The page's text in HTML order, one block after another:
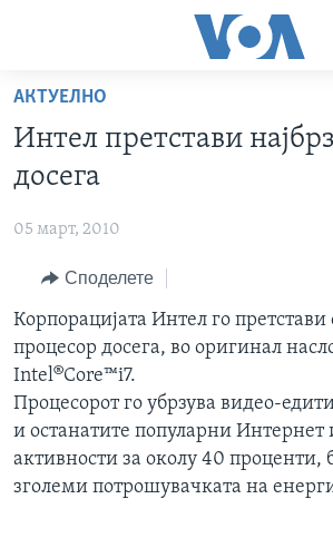
пристапност
Премини
на
главната
Премини
за
навигација
Пребарувај
МАКЕДОНИЈА
СВЕТ
ЕКОНОМИЈА
ПОЛИТИКА
ЗДРАВЈЕ
НАУКА
УМЕТНОСТ И ЗАБАВА
ДОКУМЕНТАРЦИ
АРХИВИРАНА ПРОГРАМА
NEWSFLASH - АРХИВА
ВЕСТИ ОД САД ВО МИНУТА - АРХИВА
ИЗБОРИ ВО САД 2020 - АРХИВА
ЗА НАС
Learning English
НАКУСО...
АКТУЕЛНО
Интел претстави
досега
05 март, 2010
Споделете
Корпорацијата Интел го претстави
процесор досега, во оригинал
Intel®Core™i7.
Процесорот го убрзува видео-
и останатите популарни Интернет
активности за околу 40 проценти,
зголеми потрошувачката на